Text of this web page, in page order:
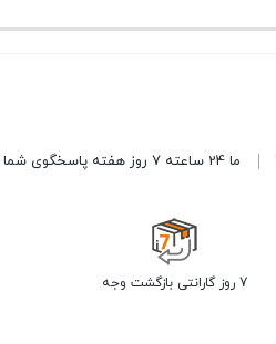
ما 24 ساعته 7 روز هفته پاسخگوی شما هستیم.
7 روز گارانتی بازگشت وجه